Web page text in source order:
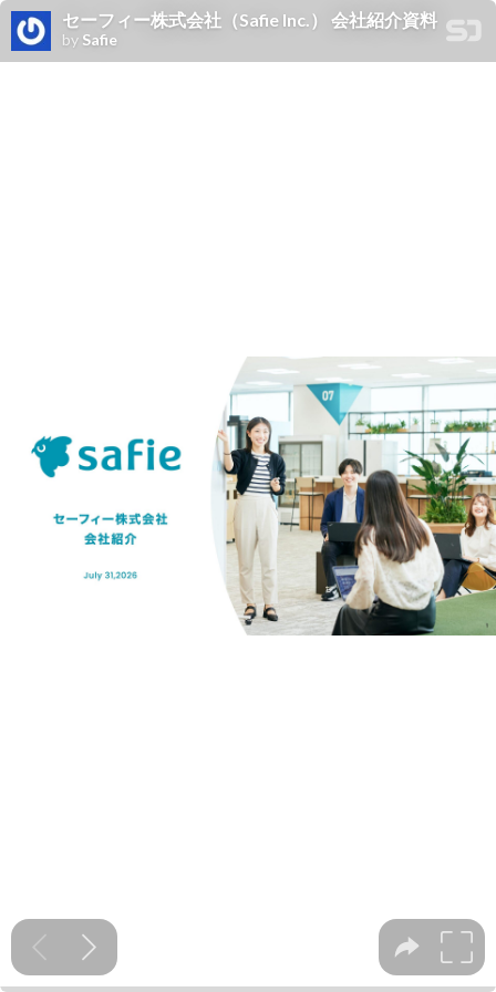
セーフィー株式会社（Safie Inc.） 会社紹介資料
by Safie